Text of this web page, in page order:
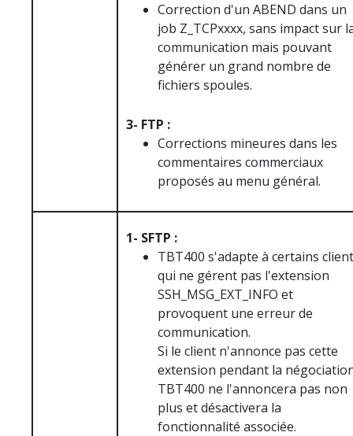
Correction d'un ABEND dans un
job Z_TCPxxxx, sans impact sur
communication mais pouvant
générer un grand nombre de
fichiers spoules.
3- FTP :
Corrections mineures dans les
commentaires commerciaux
proposés au menu général.
1- SFTP :
TBT400 s'adapte à certains
qui ne gérent pas l'extension
SSH_MSG_EXT_INFO et
provoquent une erreur de
communication.
Si le client n'annonce pas cette
extension pendant la
TBT400 ne l'annoncera pas non
plus et désactivera la
fonctionnalité associée.